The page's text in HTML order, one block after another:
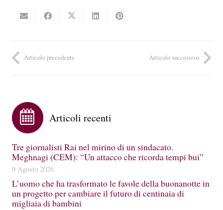
Articolo precedente Articolo successivo
Articoli recenti
Tre giornalisti Rai nel mirino di un sindacato.
Meghnagi (CEM): “Un attacco che ricorda tempi bui”
9 Agosto 2026
L’uomo che ha trasformato le favole della buonanotte in
un progetto per cambiare il futuro di centinaia di
migliaia di bambini